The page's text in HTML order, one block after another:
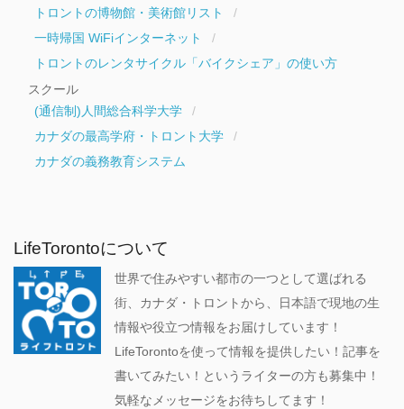
トロントの博物館・美術館リスト
一時帰国 WiFiインターネット
トロントのレンタサイクル「バイクシェア」の使い方
スクール
(通信制)人間総合科学大学
カナダの最高学府・トロント大学
カナダの義務教育システム
LifeTorontoについて
世界で住みやすい都市の一つとして選ばれる
街、カナダ・トロントから、日本語で現地の生
情報や役立つ情報をお届けしています！
LifeTorontoを使って情報を提供したい！記事を
書いてみたい！というライターの方も募集中！
気軽なメッセージをお待ちしてます！